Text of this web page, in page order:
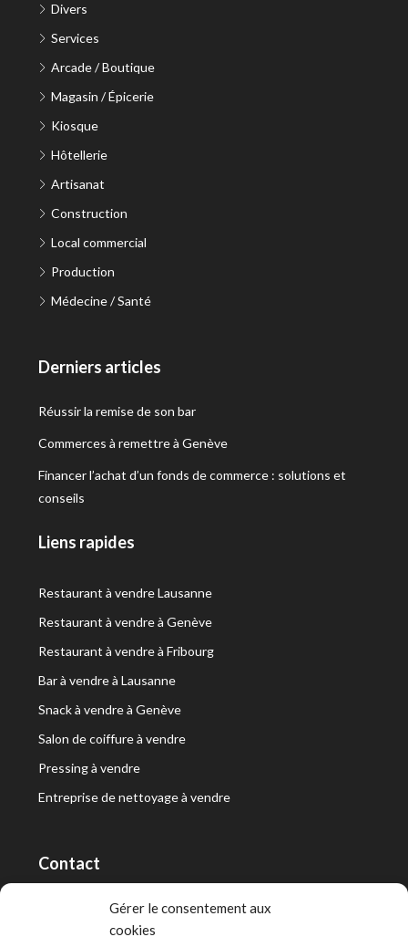
Gérer le consentement aux
cookies
Divers
Services
Arcade / Boutique
Magasin / Épicerie
Kiosque
Hôtellerie
Artisanat
Construction
Local commercial
Production
Médecine / Santé
Derniers articles
Réussir la remise de son bar
Commerces à remettre à Genève
Financer l’achat d’un fonds de commerce : solutions et
conseils
Liens rapides
Restaurant à vendre Lausanne
Restaurant à vendre à Genève
Restaurant à vendre à Fribourg
Bar à vendre à Lausanne
Snack à vendre à Genève
Salon de coiffure à vendre
Pressing à vendre
Entreprise de nettoyage à vendre
Contact
RT Capital First SA/Ltd